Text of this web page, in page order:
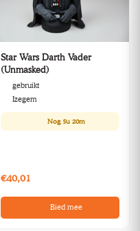
Star Wars Darth Vader
(Unmasked)
gebruikt
Izegem
Nog 5u 20m
€40,01
Bied mee